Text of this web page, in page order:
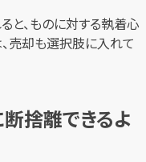
と、ものに対する執着心
売却も選択肢に入れて
断捨離できるよ